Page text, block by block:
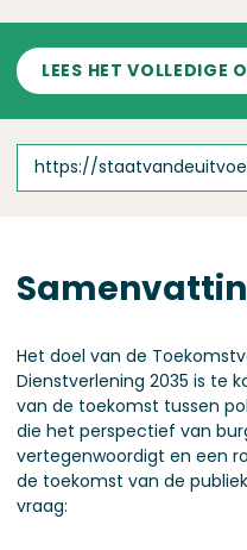
LEES HET VOLLEDIGE
https://
Het doel van de
Dienstverlening 2035 is te
van de toekomst tussen
die het perspectief van
vertegenwoordigt en een
de toekomst van de
vraag: